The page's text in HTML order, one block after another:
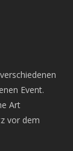
Event.
Art
vor dem